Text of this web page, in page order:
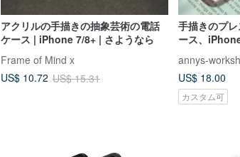
アクリルの手描きの抽象芸術の電話
ケース | iPhone 7/8+ | さようなら
Frame of Mind x
US$ 10.72 US$ 15.31
手描きのプ
ース、
annys-
US$ 18.00
カスタム可